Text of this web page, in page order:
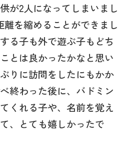
が2人になってしまいまし
離を縮めることができまし
る子も外で遊ぶ子もどち
とは良かったかなと思い
りに訪問をしたにもかか
終わった後に、バドミン
くれる子や、名前を覚え
、とても嬉しかったで